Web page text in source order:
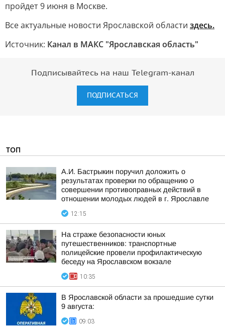
пройдет 9 июня в Москве.
Все актуальные новости Ярославской области здесь.
Источник: Канал в МАКС "Ярославская область"
Подписывайтесь на наш Telegram-канал
ПОДПИСАТЬСЯ
ТОП
А.И. Бастрыкин поручил доложить о
результатах проверки по обращению о
совершении противоправных действий в
отношении молодых людей в г. Ярославле
12:15
На страже безопасности юных
путешественников: транспортные
полицейские провели профилактическую
беседу на Ярославском вокзале
10:35
В Ярославской области за прошедшие сутки
9 августа:
09:03